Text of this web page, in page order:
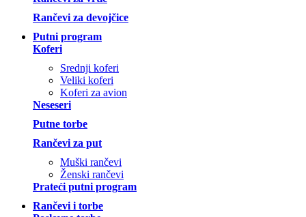
Rančevi za devojčice
Putni program
Koferi
Srednji koferi
Veliki koferi
Koferi za avion
Neseseri
Putne torbe
Rančevi za put
Muški rančevi
Ženski rančevi
Prateći putni program
Rančevi i torbe